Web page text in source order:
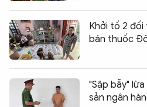
Khởi tố 2
bán thuốc
"Sập bẫy"
sản ngân